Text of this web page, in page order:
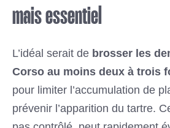
mais essentiel
L’idéal serait de brosser les
Corso au moins deux à trois
pour limiter l’accumulation de
prévenir l’apparition du tartre.